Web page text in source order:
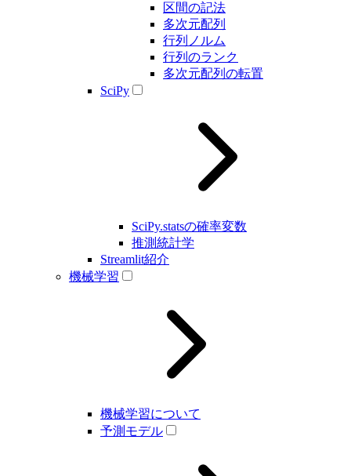
区間の記法
多次元配列
行列ノルム
行列のランク
多次元配列の転置
SciPy
SciPy.statsの確率変数
推測統計学
Streamlit紹介
機械学習
機械学習について
予測モデル